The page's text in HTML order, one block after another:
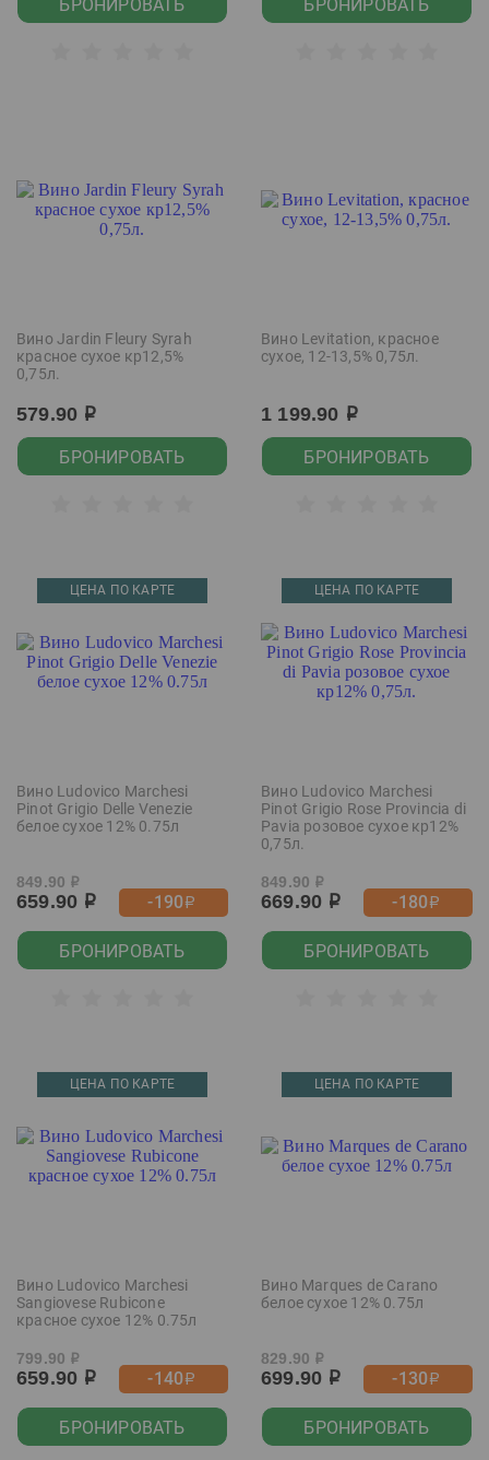
БРОНИРОВАТЬ БРОНИРОВАТЬ
Вино Jardin Fleury Syrah
красное сухое кр12,5%
0,75л.
579.90 р
БРОНИРОВАТЬ
Вино Levitation, красное
сухое, 12-13,5% 0,75л.
1 199.90 р
БРОНИРОВАТЬ
ЦЕНА ПО КАРТЕ
Вино Ludovico Marchesi
Pinot Grigio Delle Venezie
белое сухое 12% 0.75л
849.90 р
659.90 р -190р
БРОНИРОВАТЬ
ЦЕНА ПО КАРТЕ
Вино Ludovico Marchesi
Pinot Grigio Rose Provincia di
Pavia розовое сухое кр12%
0,75л.
849.90 р
669.90 р -180р
БРОНИРОВАТЬ
ЦЕНА ПО КАРТЕ
Вино Ludovico Marchesi
Sangiovese Rubicone
красное сухое 12% 0.75л
799.90 р
659.90 р -140р
БРОНИРОВАТЬ
ЦЕНА ПО КАРТЕ
Вино Marques de Carano
белое сухое 12% 0.75л
829.90 р
699.90 р -130р
БРОНИРОВАТЬ